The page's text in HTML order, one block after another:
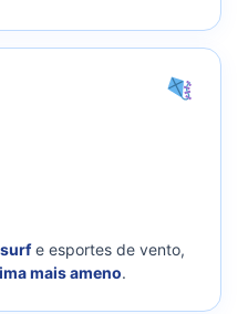
e esportes de vento,
mais ameno.